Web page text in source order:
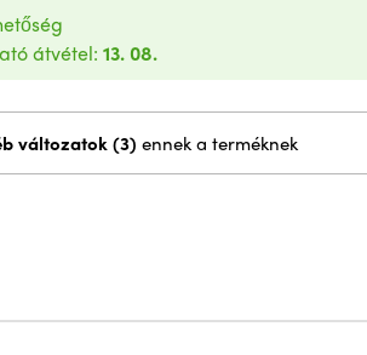
átvétel: 13. 08.
Egyéb változatok (3) ennek a terméknek